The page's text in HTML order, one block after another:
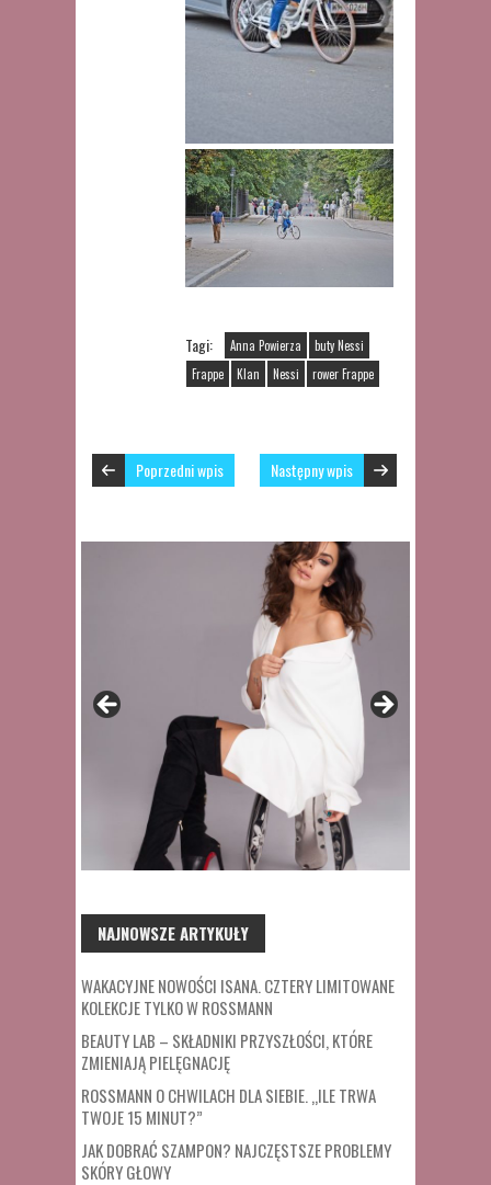
Tagi: Anna Powierza
buty Nessi
Frappe
Klan Nessi rower Frappe
Poprzedni wpis Następny wpis
NAJNOWSZE ARTYKUŁY
WAKACYJNE NOWOŚCI ISANA. CZTERY LIMITOWANE
KOLEKCJE TYLKO W ROSSMANN
BEAUTY LAB – SKŁADNIKI PRZYSZŁOŚCI, KTÓRE
ZMIENIAJĄ PIELĘGNACJĘ
ROSSMANN O CHWILACH DLA SIEBIE. „ILE TRWA
TWOJE 15 MINUT?”
JAK DOBRAĆ SZAMPON? NAJCZĘSTSZE PROBLEMY
SKÓRY GŁOWY